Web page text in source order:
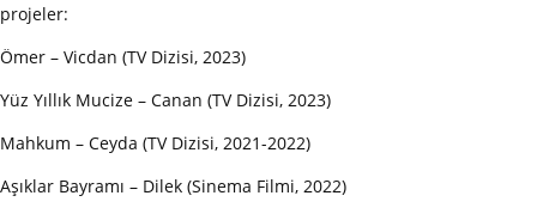
projeler:
Ömer – Vicdan (TV Dizisi, 2023)
Yüz Yıllık Mucize – Canan (TV Dizisi, 2023)
Mahkum – Ceyda (TV Dizisi, 2021-2022)
Aşıklar Bayramı – Dilek (Sinema Filmi, 2022)